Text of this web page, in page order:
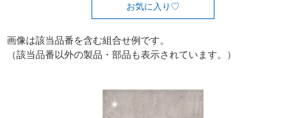
お気に入り
画像は該当品番を含む組合せ例です。
（該当品番以外の製品・部品も表示されています。）